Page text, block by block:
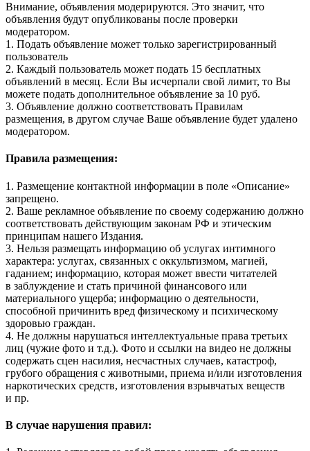
Внимание, объявления модерируются. Это значит, что
объявления будут опубликованы после проверки
модератором.
1. Подать объявление может только зарегистрированный
пользователь
2. Каждый пользователь может подать 15 бесплатных
объявлений в месяц. Если Вы исчерпали свой лимит, то Вы
можете подать дополнительное объявление за 10 руб.
3. Объявление должно соответствовать Правилам
размещения, в другом случае Ваше объявление будет удалено
модератором.
Правила размещения:
1. Размещение контактной информации в поле «Описание»
запрещено.
2. Ваше рекламное объявление по своему содержанию должно
соответствовать действующим законам РФ и этическим
принципам нашего Издания.
3. Нельзя размещать информацию об услугах интимного
характера: услугах, связанных с оккультизмом, магией,
гаданием; информацию, которая может ввести читателей
в заблуждение и стать причиной финансового или
материального ущерба; информацию о деятельности,
способной причинить вред физическому и психическому
здоровью граждан.
4. Не должны нарушаться интеллектуальные права третьих
лиц (чужие фото и т.д.). Фото и ссылки на видео не должны
содержать сцен насилия, несчастных случаев, катастроф,
грубого обращения с животными, приема и/или изготовления
наркотических средств, изготовления взрывчатых веществ
и пр.
В случае нарушения правил: